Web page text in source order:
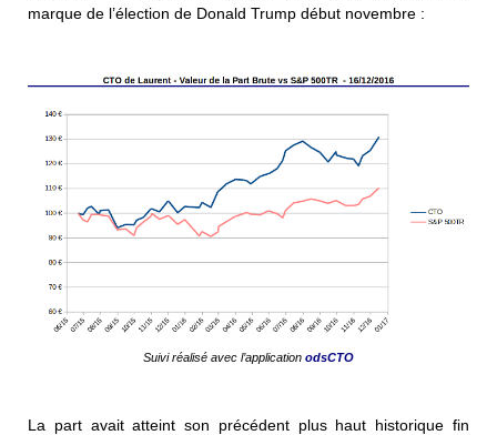
marque de l’élection de Donald Trump début novembre :
Suivi réalisé avec l’application odsCTO
La part avait atteint son précédent plus haut historique fin